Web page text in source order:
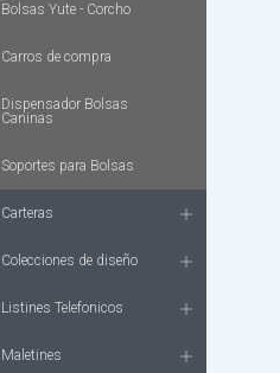
Bolsas Yute - Corcho
Carros de compra
Dispensador Bolsas
Caninas
Soportes para Bolsas
Carteras
Colecciones de diseño
Listines Telefonicos
Maletines